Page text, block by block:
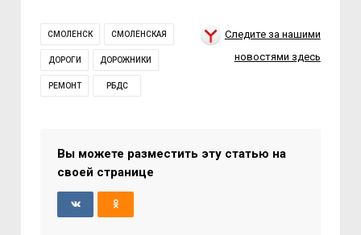
СМОЛЕНСК СМОЛЕНСКАЯ
ДОРОГИ ДОРОЖНИКИ
РЕМОНТ РБДС
Следите за нашими
новостями здесь
Вы можете разместить эту статью на
своей странице